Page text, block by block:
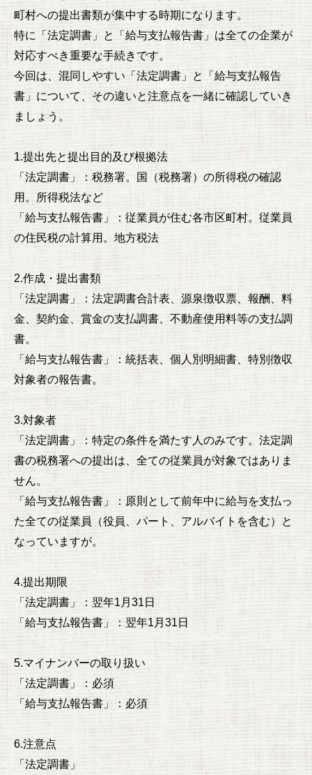
町村への提出書類が集中する時期になります。
特に「法定調書」と「給与支払報告書」は全ての企業が
対応すべき重要な手続きです。
今回は、混同しやすい「法定調書」と「給与支払報告
書」について、その違いと注意点を一緒に確認していき
ましょう。
1.提出先と提出目的及び根拠法
「法定調書」：税務署。国（税務署）の所得税の確認
用。所得税法など
「給与支払報告書」：従業員が住む各市区町村。従業員
の住民税の計算用。地方税法
2.作成・提出書類
「法定調書」：法定調書合計表、源泉徴収票、報酬、料
金、契約金、賞金の支払調書、不動産使用料等の支払調
書。
「給与支払報告書」：統括表、個人別明細書、特別徴収
対象者の報告書。
3.対象者
「法定調書」：特定の条件を満たす人のみです。法定調
書の税務署への提出は、全ての従業員が対象ではありま
せん。
「給与支払報告書」：原則として前年中に給与を支払っ
た全ての従業員（役員、パート、アルバイトを含む）と
なっていますが。
4.提出期限
「法定調書」：翌年1月31日
「給与支払報告書」：翌年1月31日
5.マイナンバーの取り扱い
「法定調書」：必須
「給与支払報告書」：必須
6.注意点
「法定調書」